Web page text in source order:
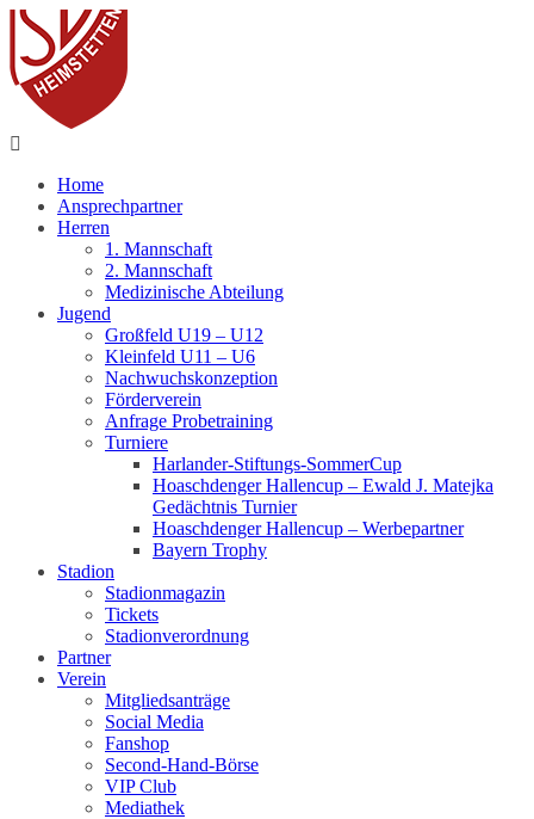
Home
Ansprechpartner
Herren
1. Mannschaft
2. Mannschaft
Medizinische Abteilung
Jugend
Großfeld U19 – U12
Kleinfeld U11 – U6
Nachwuchskonzeption
Förderverein
Anfrage Probetraining
Turniere
Harlander-Stiftungs-SommerCup
Hoaschdenger Hallencup – Ewald J. Matejka
Gedächtnis Turnier
Hoaschdenger Hallencup – Werbepartner
Bayern Trophy
Stadion
Stadionmagazin
Tickets
Stadionverordnung
Partner
Verein
Mitgliedsanträge
Social Media
Fanshop
Second-Hand-Börse
VIP Club
Mediathek